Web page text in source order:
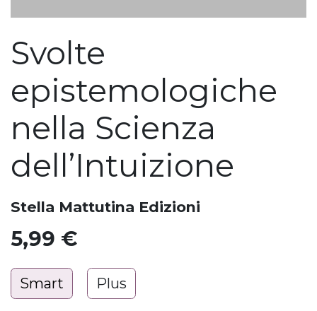
Svolte
epistemologiche
nella Scienza
dell’Intuizione
Stella Mattutina Edizioni
5,99 €
Smart Plus